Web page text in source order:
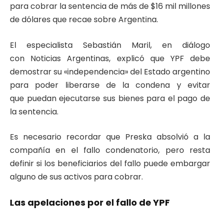
para cobrar la sentencia de más de $16 mil millones
de dólares que recae sobre Argentina.
El especialista Sebastián Maril, en diálogo
con Noticias Argentinas, explicó que YPF debe
demostrar su «independencia» del Estado argentino
para poder liberarse de la condena y evitar
que puedan ejecutarse sus bienes para el pago de
la sentencia.
Es necesario recordar que Preska absolvió a la
compañía en el fallo condenatorio, pero resta
definir si los beneficiarios del fallo puede embargar
alguno de sus activos para cobrar.
Las apelaciones por el fallo de YPF